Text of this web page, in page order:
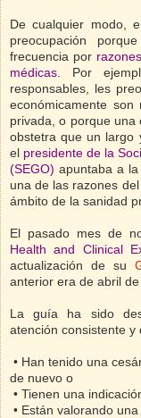
De cualquier modo,
preocupación
frecuencia por
médicas . Por
responsables, les
económicamente
privada, o porque una
obstetra que un largo
el presidente de la
(SEGO) apuntaba a la
una de las razones
ámbito de la sanidad
El pasado mes de
Health and Clinical
actualización de su
anterior era de abril de
La guía ha sido
atención consistente y
• Han tenido una
de nuevo o
• Tienen una
• Están valorando